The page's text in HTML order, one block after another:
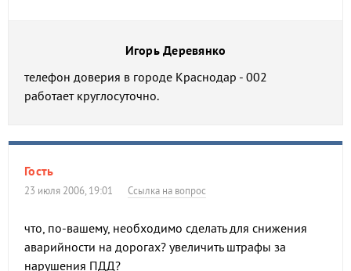
Игорь Деревянко
телефон доверия в городе Краснодар - 002
работает круглосуточно.
Гость
23 июля 2006, 19:01 Ссылка на вопрос
что, по-вашему, необходимо сделать для снижения
аварийности на дорогах? увеличить штрафы за
нарушения ПДД?